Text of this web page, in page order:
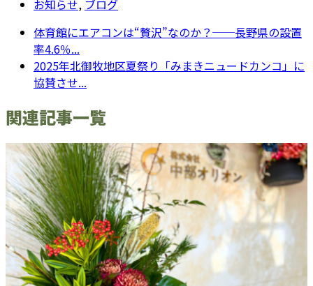
お知らせ, ブログ
体育館にエアコンは“贅沢”なのか？──長野県の設置
率4.6％...
2025年北御牧地区夏祭り「みまきニュードカンコ」に
協賛させ...
関連記事一覧